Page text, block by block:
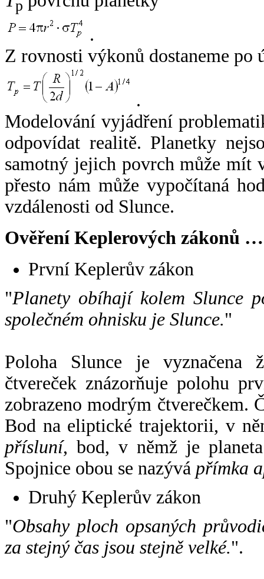
p
.
Z rovnosti výkonů dostaneme po
.
Modelování vyjádření
odpovídat realitě. Planetky
samotný jejich povrch může mít
přesto nám může vypočítaná
vzdálenosti od Slunce.
Ověření Keplerových zákonů …
První Keplerův zákon
"Planety obíhají kolem Slunce
společném ohnisku je Slunce."
Poloha Slunce je vyznačena
čtvereček znázorňuje polohu
zobrazeno modrým čtverečkem.
Bod na eliptické trajektorii, v
přísluní, bod, v němž je
Spojnice obou se nazývá přímka
Druhý Keplerův zákon
"Obsahy ploch opsaných
za stejný čas jsou stejně velké.".